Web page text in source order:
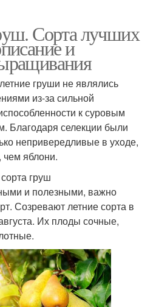
Сорта лучших
и
груши не являлись
из-за сильной
к суровым
Благодаря селекции были
непривередливые в уходе,
яблони.
груш
и полезными, важно
Созревают летние сорта в
Их плоды сочные,